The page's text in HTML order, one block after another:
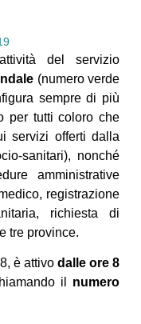
del servizio
(numero verde
sempre di più
per tutti coloro che
servizi offerti dalla
sanitari), nonché
amministrative
registrazione
richiesta di
tre province.
è attivo dalle ore 8
il numero